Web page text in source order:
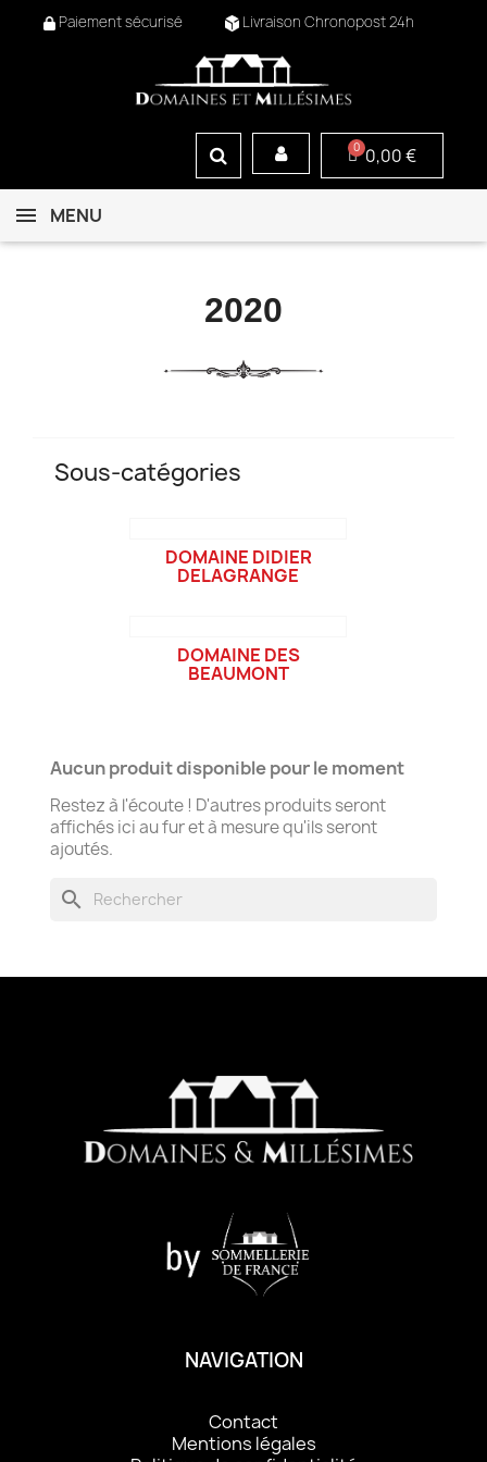
Paiement sécurisé Livraison Chronopost 24h
0,00 €
MENU
2020
Sous-catégories
DOMAINE DIDIER
DELAGRANGE
DOMAINE DES
BEAUMONT
Aucun produit disponible pour le moment
Restez à l'écoute ! D'autres produits seront
affichés ici au fur et à mesure qu'ils seront
ajoutés.
search
NAVIGATION
Contact
Mentions légales